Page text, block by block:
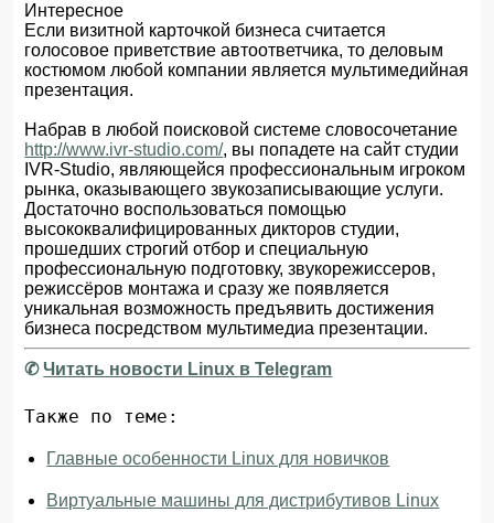
Интересное
Если визитной карточкой бизнеса считается
голосовое приветствие автоответчика, то деловым
костюмом любой компании является мультимедийная
презентация.
Набрав в любой поисковой системе словосочетание
http://www.ivr-studio.com/, вы попадете на сайт студии
IVR-Studio, являющейся профессиональным игроком
рынка, оказывающего звукозаписывающие услуги.
Достаточно воспользоваться помощью
высококвалифицированных дикторов студии,
прошедших строгий отбор и специальную
профессиональную подготовку, звукорежиссеров,
режиссёров монтажа и сразу же появляется
уникальная возможность предъявить достижения
бизнеса посредством мультимедиа презентации.
✆Читать новости Linux в Telegram
Также по теме:
Главные особенности Linux для новичков
Виртуальные машины для дистрибутивов Linux